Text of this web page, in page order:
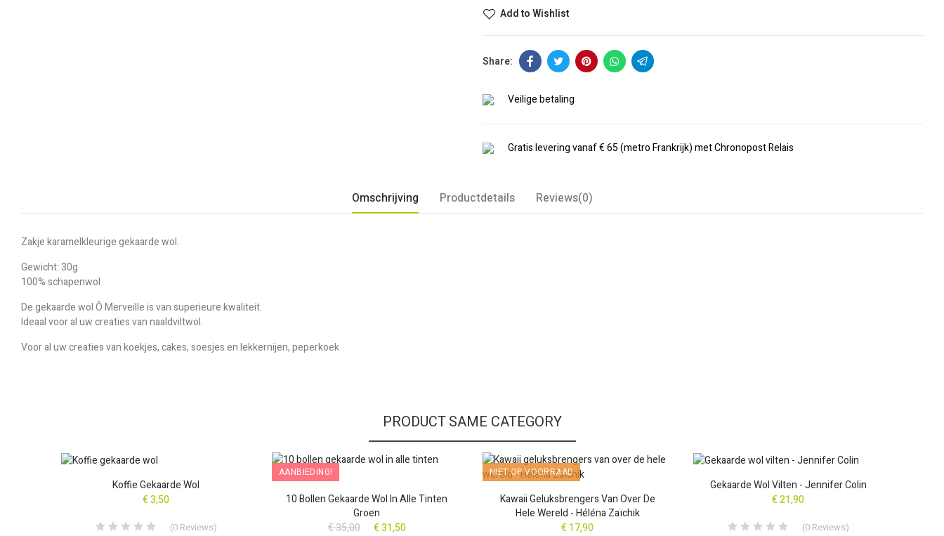
Add to Wishlist
Veilige betaling
Gratis levering vanaf € 65 (metro Frankrijk) met Chronopost Relais
Omschrijving Productdetails Reviews(0)
Zakje karamelkleurige gekaarde wol.
Gewicht: 30g
100% schapenwol
De gekaarde wol Ô Merveille is van superieure kwaliteit.
Ideaal voor al uw creaties van naaldviltwol.
Voor al uw creaties van koekjes, cakes, soesjes en lekkernijen, peperkoek
PRODUCT SAME CATEGORY
Koffie Gekaarde Wol
€ 3,50
(0 Reviews)
AANBIEDING!
NIET OP VOORRAAD
10 Bollen Gekaarde Wol In Alle Tinten
Groen
€ 35,00
€ 31,50
NIET OP VOORRAAD
Kawaii Geluksbrengers Van Over De
Hele Wereld - Héléna Zaïchik
€ 17,90
Gekaarde Wol Vilten - Jennifer Colin
€ 21,90
(0 Reviews)